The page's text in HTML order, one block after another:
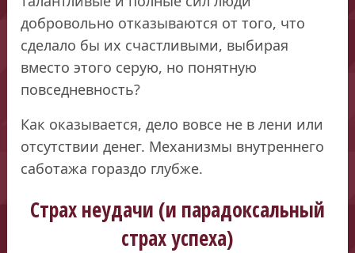
добровольно отказываются от того, что
сделало бы их счастливыми, выбирая
вместо этого серую, но понятную
повседневность?
Как оказывается, дело вовсе не в лени или
отсутствии денег. Механизмы внутреннего
саботажа гораздо глубже.
Страх неудачи (и парадоксальный
страх успеха)